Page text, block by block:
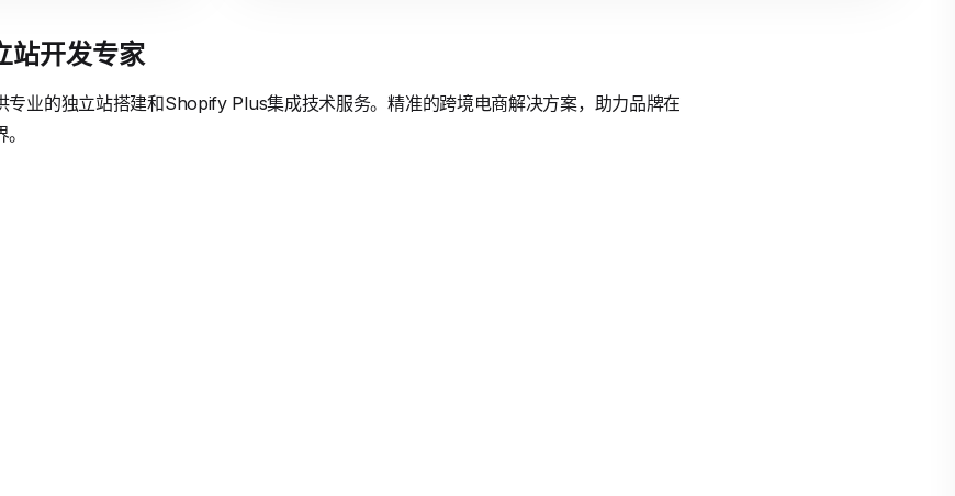
站开发专家
专业的独立站搭建和Shopify Plus集成技术服务。精准的跨境电商解决方案，助力品牌在